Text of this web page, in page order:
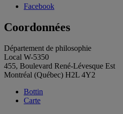
Facebook
Coordonnées
Département de philosophie
Local W-5350
455, Boulevard René-Lévesque Est
Montréal (Québec) H2L 4Y2
Bottin
Carte